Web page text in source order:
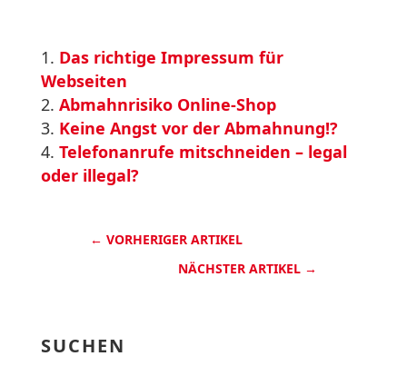
Das richtige Impressum für
Webseiten
Abmahnrisiko Online-Shop
Keine Angst vor der Abmahnung!?
Telefonanrufe mitschneiden – legal
oder illegal?
← VORHERIGER ARTIKEL
NÄCHSTER ARTIKEL →
SUCHEN